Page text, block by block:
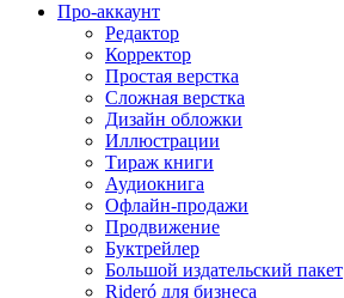
Про-аккаунт
Редактор
Корректор
Простая верстка
Сложная верстка
Дизайн обложки
Иллюстрации
Тираж книги
Аудиокнига
Офлайн-продажи
Продвижение
Буктрейлер
Большой издательский пакет
Rideró для бизнеса